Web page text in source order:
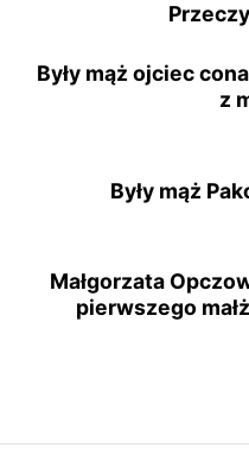
Były mąż ojciec
z
Były mąż
Małgorzata
pierwszego